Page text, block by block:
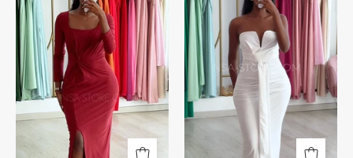
Lana
Bordo
-
Natal
Ivy
Branco